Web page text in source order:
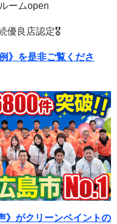
ームopen
優良店認定🎖
》を是非ご覧くださ
》がクリーンペイントの